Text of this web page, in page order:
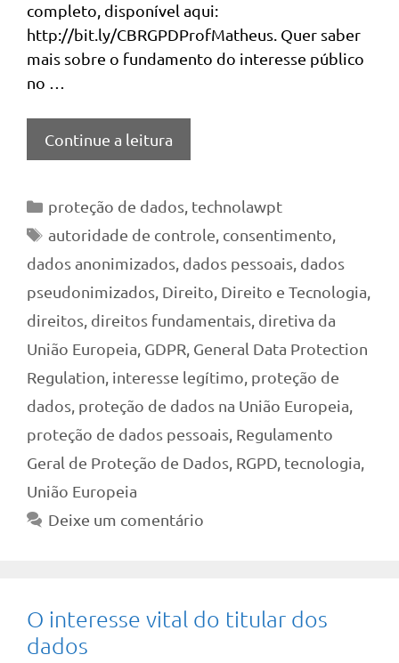
completo, disponível aqui:
http://bit.ly/CBRGPDProfMatheus. Quer saber
mais sobre o fundamento do interesse público
no …
Continue a leitura
Categorias
proteção de dados, technolawpt
Tags
autoridade de controle consentimento
dados anonimizados dados pessoais dados
pseudonimizados Direito Direito e Tecnologia
direitos direitos fundamentais diretiva da
União Europeia GDPR General Data Protection
Regulation interesse legítimo proteção de
dados proteção de dados na União Europeia
proteção de dados pessoais Regulamento
Geral de Proteção de Dados RGPD tecnologia
União Europeia
Deixe um comentário
O interesse vital do titular dos
dados